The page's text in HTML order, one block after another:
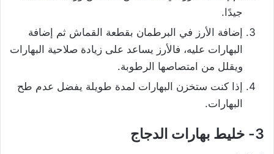
جيدًا.
إضافة الأرز في البرطمان بقطعة القماش ثم إضافة
البهارات عليه، فالأرز يساعد على زيادة صلاحية البهارات
ويقلل من امتصاصها الرطوبة.
إذا كنت ستخزن البهارات لمدة طويلة يفضل عدم طح
البهارات.
3- خليط بهارات الدجاج